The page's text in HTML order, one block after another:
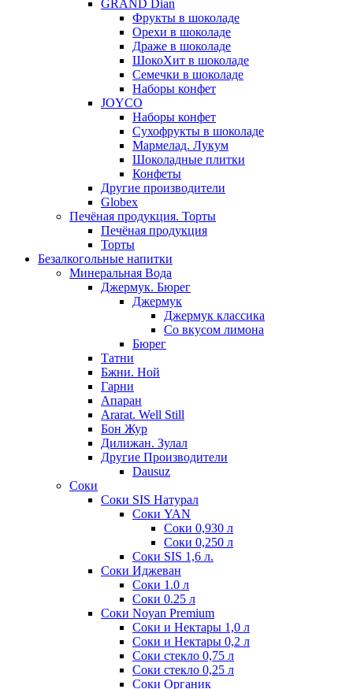
GRAND Dian
Фрукты в шоколаде
Орехи в шоколаде
Драже в шоколаде
ШокоХит в шоколаде
Семечки в шоколаде
Наборы конфет
JOYCO
Наборы конфет
Сухофрукты в шоколаде
Мармелад. Лукум
Шоколадные плитки
Конфеты
Другие производители
Globex
Печёная продукция. Торты
Печёная продукция
Торты
Безалкогольные напитки
Минеральная Вода
Джермук. Бюрег
Джермук
Джермук классика
Со вкусом лимона
Бюрег
Татни
Бжни. Ной
Гарни
Апаран
Ararat. Well Still
Бон Жур
Дилижан. Зулал
Другие Производители
Dausuz
Соки
Соки SIS Натурал
Соки YAN
Соки 0,930 л
Соки 0,250 л
Соки SIS 1,6 л.
Соки Иджеван
Соки 1.0 л
Соки 0.25 л
Соки Noyan Premium
Соки и Нектары 1,0 л
Соки и Нектары 0,2 л
Соки стекло 0,75 л
Соки стекло 0,25 л
Соки Органик